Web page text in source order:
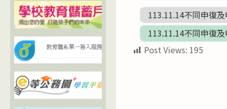
113.11.14不同申復
113.11.14不同申復
Post Views: 195